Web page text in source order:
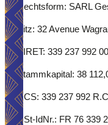
Rechtsform: SARL
Sitz: 32 Avenue
SIRET: 339 237 992
Stammkapital: 38
RCS: 339 237 992
USt-IdNr.: FR 76 339